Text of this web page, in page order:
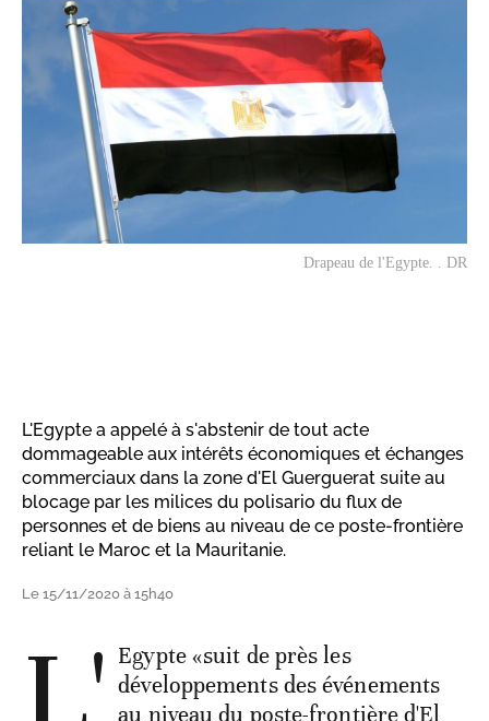
Drapeau de l'Egypte. . DR
L'Egypte a appelé à s'abstenir de tout acte
dommageable aux intérêts économiques et échanges
commerciaux dans la zone d'El Guerguerat suite au
blocage par les milices du polisario du flux de
personnes et de biens au niveau de ce poste-frontière
reliant le Maroc et la Mauritanie.
Le 15/11/2020 à 15h40
Egypte «suit de près les
développements des événements
au niveau du poste-frontière d'El